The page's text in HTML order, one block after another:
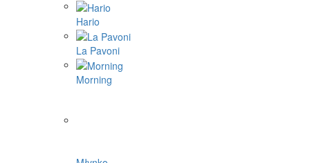
Hario
La Pavoni
Morning